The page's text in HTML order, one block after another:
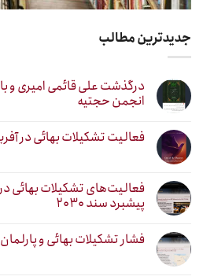
جدیدترین مطالب
درگذشت علی قائمی امیری و
انجمن حجتیه
فعالیت تشکیلات بهائی در
فعالیت‌های تشکیلات بهائی
پیشبرد سند ۲۰۳۰
فشار تشکیلات بهائی و